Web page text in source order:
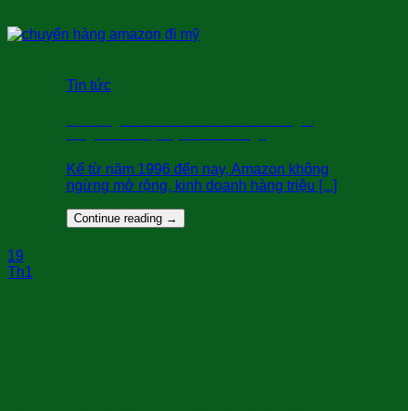
Tin tức
Kể từ năm 1996 đến nay, Amazon không
ngừng mở rộng, kinh doanh hàng triệu [...]
Continue reading →
19
Th1